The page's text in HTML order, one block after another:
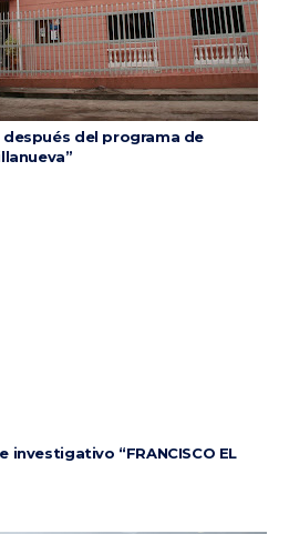
del programa de
“FRANCISCO EL